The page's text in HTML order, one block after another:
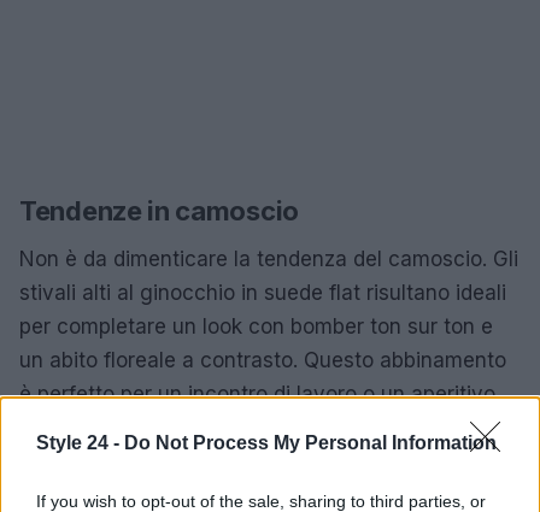
Style 24 - Do Not Process My Personal Information
If you wish to opt-out of the sale, sharing to third parties, or
Tendenze in camoscio
Non è da dimenticare la tendenza del camoscio. Gli
stivali alti al ginocchio in suede flat risultano ideali
per completare un look con bomber ton sur ton e
un abito floreale a contrasto. Questo abbinamento
è perfetto per un incontro di lavoro o un aperitivo
tra amiche in città, unendo grazia e stile in un’unica
combinazione. Con queste proposte di outfit, gli
stivali alti al ginocchio diventeranno i protagonisti